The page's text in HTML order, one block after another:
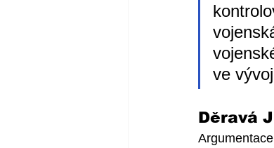
ve
Děravá